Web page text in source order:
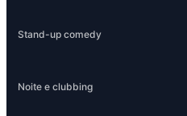
Stand-up comedy
Noite e clubbing